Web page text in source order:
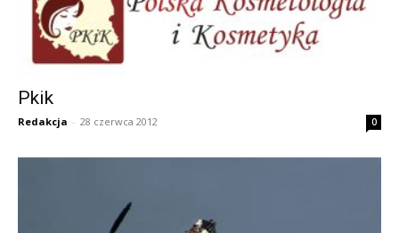
Pkik
Redakcja - 28 czerwca 2012 0